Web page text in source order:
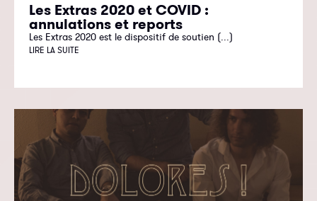
Les Extras 2020 et COVID :
annulations et reports
Les Extras 2020 est le dispositif de soutien (...)
LIRE LA SUITE